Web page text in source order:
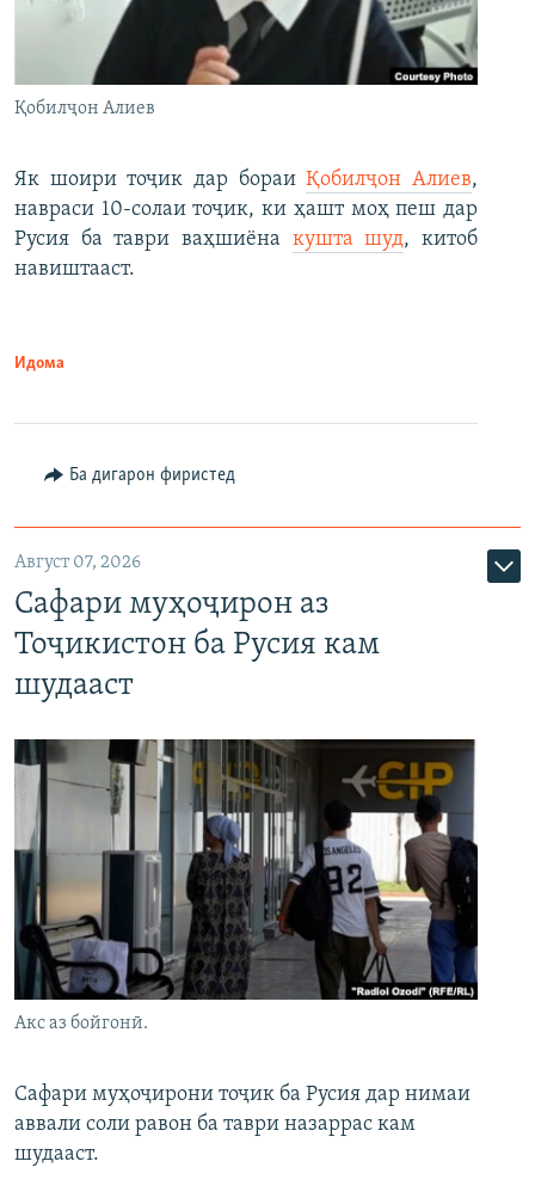
Қобилҷон Алиев
Як шоири тоҷик дар бораиҚобилҷон Алиев,
навраси 10-солаи тоҷик, ки ҳашт моҳ пеш дар
Русия ба таври ваҳшиёна кушта шуд, китоб
навиштааст.
Идома
Ба дигарон фиристед
Август 07, 2026
Сафари муҳоҷирон аз
Тоҷикистон ба Русия кам
шудааст
Акс аз бойгонӣ.
Сафари муҳоҷирони тоҷик ба Русия дар нимаи
аввали соли равон ба таври назаррас кам
шудааст.